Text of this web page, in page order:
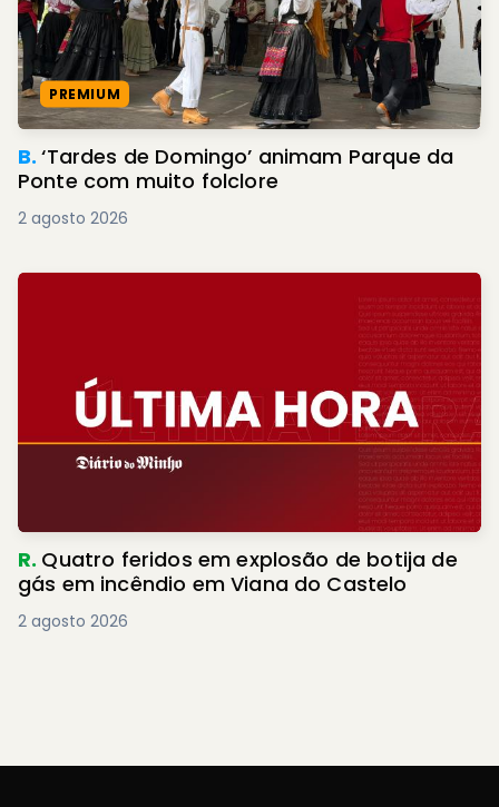
PREMIUM
B.‘Tardes de Domingo’ animam Parque da
Ponte com muito folclore
2 agosto 2026
R. Quatro feridos em explosão de botija de
gás em incêndio em Viana do Castelo
2 agosto 2026